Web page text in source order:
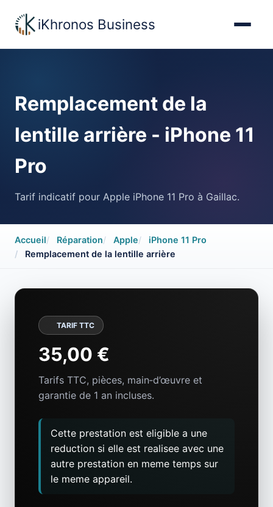
iKhronos Business
Accueil
Tarifs réparations
Remplacement de la
lentille arrière - iPhone 11
Pro
Tarif indicatif pour Apple iPhone 11 Pro à Gaillac.
Accueil Réparation Apple
iPhone 11 Pro
Remplacement de la lentille arrière
TARIF TTC
35,00 €
Tarifs TTC, pièces, main‑d’œuvre et
garantie de 1 an incluses.
Cette prestation est eligible a une
reduction si elle est realisee avec une
autre prestation en meme temps sur
le meme appareil.